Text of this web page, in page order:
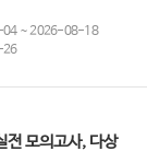
04 ~ 2026-08-18
26
모의고사, 다상